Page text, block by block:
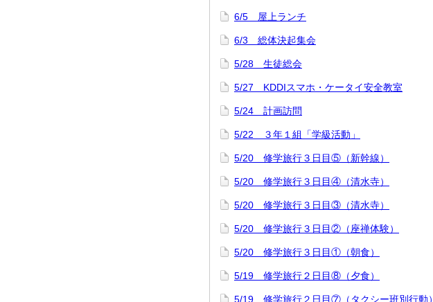
6/5 屋上ランチ
6/3 総体決起集会
5/28 生徒総会
5/27 KDDIスマホ・ケータイ安全教室
5/24 計画訪問
5/22 ３年１組「学級活動」
5/20 修学旅行３日目⑤（新幹線）
5/20 修学旅行３日目④（清水寺）
5/20 修学旅行３日目③（清水寺）
5/20 修学旅行３日目②（座禅体験）
5/20 修学旅行３日目①（朝食）
5/19 修学旅行２日目⑧（夕食）
5/19 修学旅行２日目⑦（タクシー班別行動）